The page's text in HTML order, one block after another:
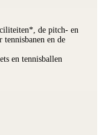
de pitch- en
en de
en tennisballen